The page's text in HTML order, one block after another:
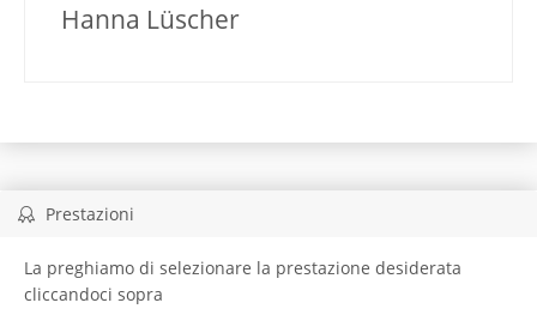
Hanna Lüscher
Prestazioni
La preghiamo di selezionare la prestazione desiderata
cliccandoci sopra